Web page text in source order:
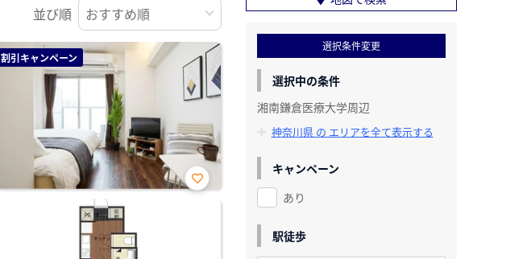
並び順
割引キャンペーン
お気
選択条件変更
選択中の条件
湘南鎌倉医療大学周辺
神奈川県 の エリアを全て表示する
キャンペーン
あり
駅徒歩